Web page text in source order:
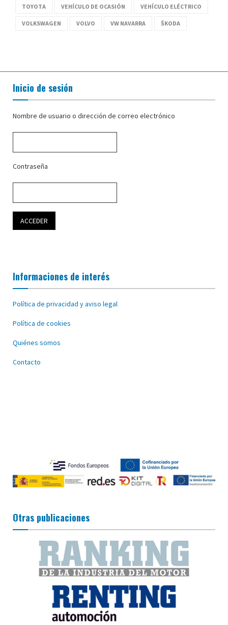
TOYOTA VEHÍCULO DE OCASIÓN VEHÍCULO ELÉCTRICO
VOLKSWAGEN VOLVO VW NAVARRA ŠKODA
Inicio de sesión
Nombre de usuario o dirección de correo electrónico
Contraseña
Informaciones de interés
Política de privacidad y aviso legal
Política de cookies
Quiénes somos
Contacto
Otras publicaciones